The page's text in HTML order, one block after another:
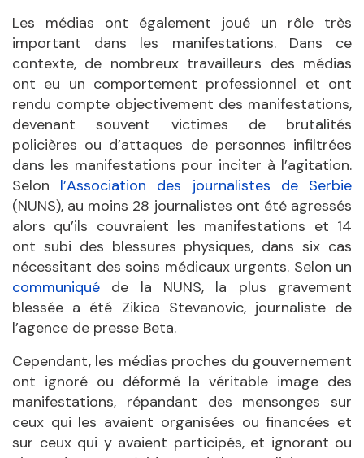
Les médias ont également joué un rôle très
important dans les manifestations. Dans ce
contexte, de nombreux travailleurs des médias
ont eu un comportement professionnel et ont
rendu compte objectivement des manifestations,
devenant souvent victimes de brutalités
policières ou d’attaques de personnes infiltrées
dans les manifestations pour inciter à l’agitation.
Selon l’Association des journalistes de Serbie
(NUNS), au moins 28 journalistes ont été agressés
alors qu’ils couvraient les manifestations et 14
ont subi des blessures physiques, dans six cas
nécessitant des soins médicaux urgents. Selon un
communiqué de la NUNS, la plus gravement
blessée a été Zikica Stevanovic, journaliste de
l’agence de presse Beta.
Cependant, les médias proches du gouvernement
ont ignoré ou déformé la véritable image des
manifestations, répandant des mensonges sur
ceux qui les avaient organisées ou financées et
sur ceux qui y avaient participés, et ignorant ou